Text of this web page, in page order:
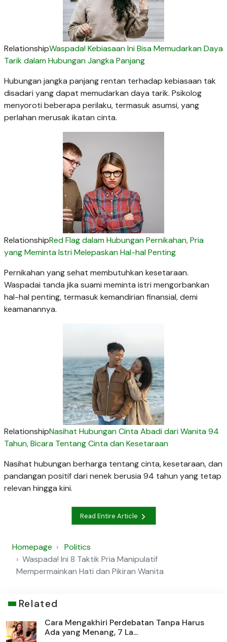
RelationshipWaspada! Kebiasaan Ini Bisa Memudarkan Daya
Tarik dalam Hubungan Jangka Panjang
Hubungan jangka panjang rentan terhadap kebiasaan tak
disadari yang dapat memudarkan daya tarik. Psikolog
menyoroti beberapa perilaku, termasuk asumsi, yang
perlahan merusak ikatan cinta.
RelationshipRed Flag dalam Hubungan Pernikahan, Pria
yang Meminta Istri Melepaskan Hal-hal Penting
Pernikahan yang sehat membutuhkan kesetaraan.
Waspadai tanda jika suami meminta istri mengorbankan
hal-hal penting, termasuk kemandirian finansial, demi
keamanannya.
RelationshipNasihat Hubungan Cinta Abadi dari Wanita 94
Tahun, Bicara Tentang Cinta dan Kesetaraan
Nasihat hubungan berharga tentang cinta, kesetaraan, dan
pandangan positif dari nenek berusia 94 tahun yang tetap
relevan hingga kini.
Read Entire Article
Homepage
Politics
Waspada! Ini 8 Taktik Pria Manipulatif
Mempermainkan Hati dan Pikiran Wanita
Related
Cara Mengakhiri Perdebatan Tanpa Harus
Ada yang Menang, 7 La...